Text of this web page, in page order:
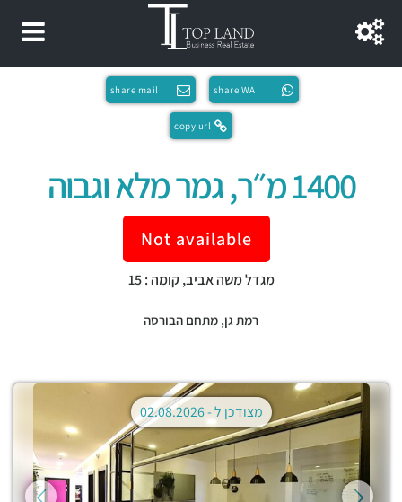
share WA
share mail
copy url
1400 מ״ר, גמר מלא וגבוה
Not available
מגדל משה אביב, קומה : 15
רמת גן, מתחם הבורסה
מצודכן ל -02.08.2026